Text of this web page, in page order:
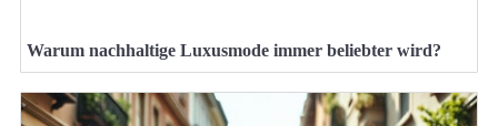
Warum nachhaltige Luxusmode immer beliebter wird?